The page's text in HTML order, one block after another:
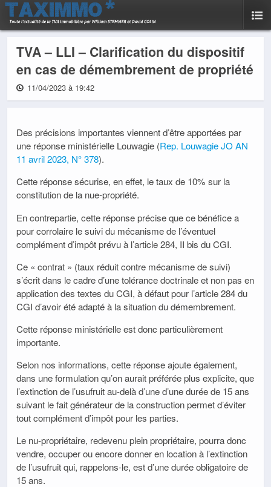
TVA – LLI – Clarification du dispositif
en cas de démembrement de propriété
11/04/2023 à 19:42
Des précisions importantes viennent d’être apportées par
une réponse ministérielle Louwagie (Rep. Louwagie JO AN
11 avril 2023, N° 378).
Cette réponse sécurise, en effet, le taux de 10% sur la
constitution de la nue-propriété.
En contrepartie, cette réponse précise que ce bénéfice a
pour corrolaire le suivi du mécanisme de l’éventuel
complément d’impôt prévu à l’article 284, II bis du CGI.
Ce « contrat » (taux réduit contre mécanisme de suivi)
s’écrit dans le cadre d’une tolérance doctrinale et non pas en
application des textes du CGI, à défaut pour l’article 284 du
CGI d’avoir été adapté à la situation du démembrement.
Cette réponse ministérielle est donc particulièrement
importante.
Selon nos informations, cette réponse ajoute également,
dans une formulation qu’on aurait préférée plus explicite, que
l’extinction de l’usufruit au-delà d’une d’une durée de 15 ans
suivant le fait générateur de la construction permet d’éviter
tout complément d’impôt pour les parties.
Le nu-propriétaire, redevenu plein propriétaire, pourra donc
vendre, occuper ou encore donner en location à l’extinction
de l’usufruit qui, rappelons-le, est d’une durée obligatoire de
15 ans.